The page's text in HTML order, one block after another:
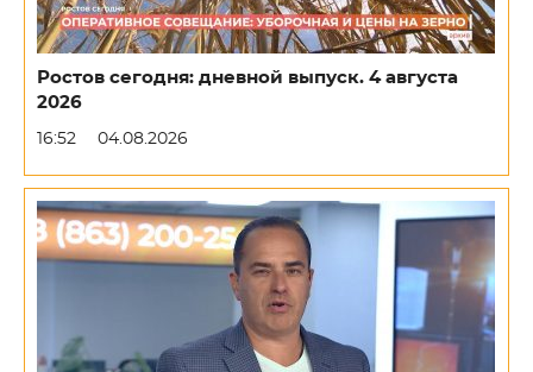
Ростов сегодня: дневной выпуск. 4 августа
2026
16:52 04.08.2026